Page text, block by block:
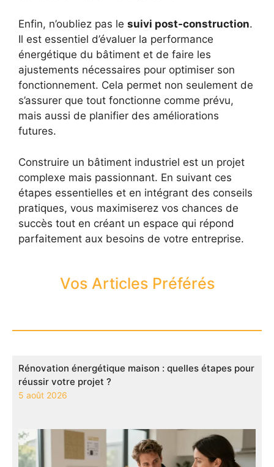
Enfin, n’oubliez pas le suivi post-construction.
Il est essentiel d’évaluer la performance
énergétique du bâtiment et de faire les
ajustements nécessaires pour optimiser son
fonctionnement. Cela permet non seulement de
s’assurer que tout fonctionne comme prévu,
mais aussi de planifier des améliorations
futures.
Construire un bâtiment industriel est un projet
complexe mais passionnant. En suivant ces
étapes essentielles et en intégrant des conseils
pratiques, vous maximiserez vos chances de
succès tout en créant un espace qui répond
parfaitement aux besoins de votre entreprise.
Vos Articles Préférés
Rénovation énergétique maison : quelles étapes pour
réussir votre projet ?
5 août 2026